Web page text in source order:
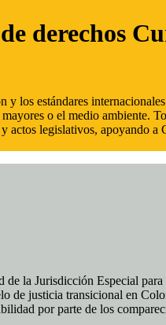
derechos
los estándares
o el medio ambiente.
legislativos, apoyando
la Jurisdicción Especial
de justicia transicional en
por parte de los